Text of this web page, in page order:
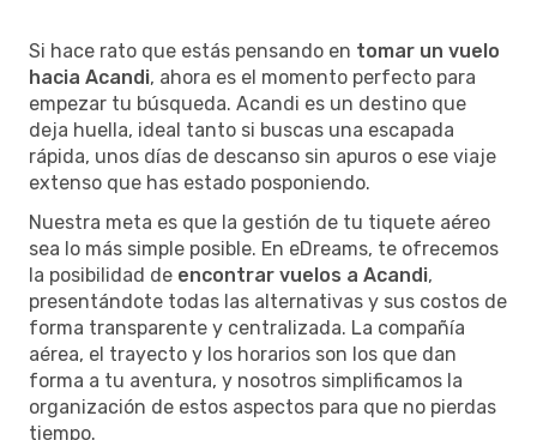
Si hace rato que estás pensando en tomar un vuelo
hacia Acandi, ahora es el momento perfecto para
empezar tu búsqueda. Acandi es un destino que
deja huella, ideal tanto si buscas una escapada
rápida, unos días de descanso sin apuros o ese viaje
extenso que has estado posponiendo.
Nuestra meta es que la gestión de tu tiquete aéreo
sea lo más simple posible. En eDreams, te ofrecemos
la posibilidad de encontrar vuelos a Acandi,
presentándote todas las alternativas y sus costos de
forma transparente y centralizada. La compañía
aérea, el trayecto y los horarios son los que dan
forma a tu aventura, y nosotros simplificamos la
organización de estos aspectos para que no pierdas
tiempo.